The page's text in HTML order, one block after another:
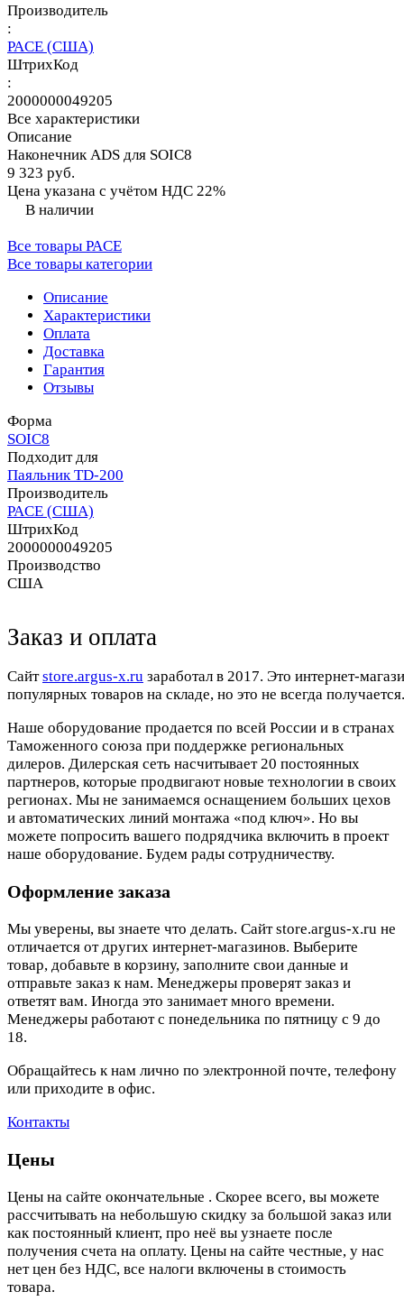
Производитель
:
PACE (США)
ШтрихКод
:
2000000049205
Все характеристики
Описание
Наконечник ADS для SOIC8
9 323 руб.
Цена указана с учётом НДС 22%
В наличии
Все товары PACE
Все товары категории
Описание
Характеристики
Оплата
Доставка
Гарантия
Отзывы
Форма
SOIC8
Подходит для
Паяльник TD-200
Производитель
PACE (США)
ШтрихКод
2000000049205
Производство
США
Заказ и оплата
Cайтstore.argus-x.ru заработал в 2017. Это интернет-
популярных товаров на складе, но это не всегда
Наше оборудование продается по всей России и в странах
Таможенного союза при поддержке региональных
дилеров. Дилерская сеть насчитывает 20 постоянных
партнеров, которые продвигают новые технологии в своих
регионах. Мы не занимаемся оснащением больших цехов
и автоматических линий монтажа «под ключ». Но вы
можете попросить вашего подрядчика включить в проект
наше оборудование. Будем рады сотрудничеству.
Оформление заказа
Мы уверены, вы знаете что делать. Сайт store.argus-x.ru не
отличается от других интернет-магазинов. Выберите
товар, добавьте в корзину, заполните свои данные и
отправьте заказ к нам. Менеджеры проверят заказ и
ответят вам. Иногда это занимает много времени.
Менеджеры работают с понедельника по пятницу с 9 до
18.
Обращайтесь к нам лично по электронной почте, телефону
или приходите в офис.
Контакты
Цены
Цены на сайте окончательные . Скорее всего, вы можете
рассчитывать на небольшую скидку за большой заказ или
как постоянный клиент, про неё вы узнаете после
получения счета на оплату. Цены на сайте честные, у нас
нет цен без НДС, все налоги включены в стоимость
товара.